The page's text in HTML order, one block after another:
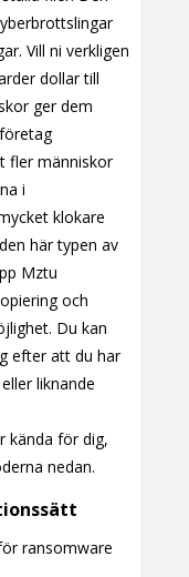
Vill ni verkligen
dollar till
ger dem
fler människor
i
klokare
här typen av
Mztu
och
Du kan
efter att du har
liknande
kända för dig,
nedan.
ransomware